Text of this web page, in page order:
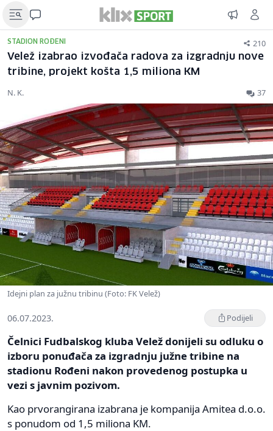
STADION ROĐENI 210
Velež izabrao izvođača radova za izgradnju nove
tribine, projekt košta 1,5 miliona KM
N. K. 37
Idejni plan za južnu tribinu (Foto: FK Velež)
06.07.2023. Podijeli
Čelnici Fudbalskog kluba Velež donijeli su odluku o
izboru ponuđača za izgradnju južne tribine na
stadionu Rođeni nakon provedenog postupka u
vezi s javnim pozivom.
Kao prvorangirana izabrana je kompanija Amitea d.o.o.
s ponudom od 1,5 miliona KM.